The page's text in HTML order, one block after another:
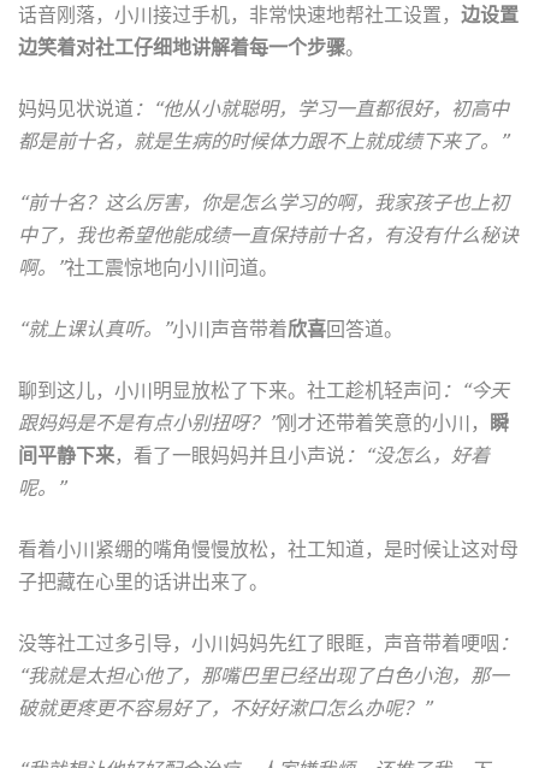
话音刚落，小川接过手机，非常快速地帮社工设置， 边设置
边笑着对社工仔细地讲解着每一个步骤。
妈妈见状说道 ：“他从小就聪明，学习一直都很好，初高中
都是前十名，就是生病的时候体力跟不上就成绩下来了。”
“前十名？这么厉害，你是怎么学习的啊，我家孩子也上初
中了，我也希望他能成绩一直保持前十名，有没有什么秘诀
啊。”社工震惊地向小川问道。
“就上课认真听。”小川声音带着欣喜回答道。
聊到这儿，小川明显放松了下来。社工趁机轻声问 ：“今天
跟妈妈是不是有点小别扭呀？”刚才还带着笑意的小川， 瞬
间平静下来，看了一眼妈妈并且小声说 ：“没怎么，好着
呢。”
看着小川紧绷的嘴角慢慢放松，社工知道，是时候让这对母
子把藏在心里的话讲出来了。
没等社工过多引导，小川妈妈先红了眼眶，声音带着哽咽 ：
“我就是太担心他了，那嘴巴里已经出现了白色小泡，那一
破就更疼更不容易好了，不好好漱口怎么办呢？”